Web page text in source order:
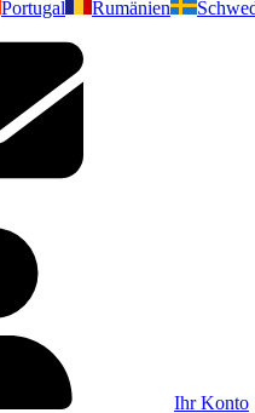
Portugal Rumänien
Ihr Konto